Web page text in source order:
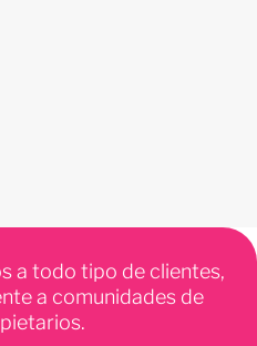
a todo tipo de clientes,
a comunidades de